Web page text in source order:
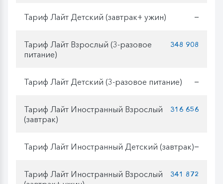
Тариф Лайт Детский (завтрак+ ужин) —
Тариф Лайт Взрослый (3-разовое
питание)
348 908
Тариф Лайт Детский (3-разовое питание) —
Тариф Лайт Иностранный Взрослый
(завтрак)
316 656
Тариф Лайт Иностранный Детский (завтрак)—
Тариф Лайт Иностранный Взрослый
341 872